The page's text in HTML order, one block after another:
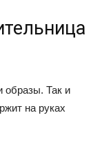
образы. Так и
на руках